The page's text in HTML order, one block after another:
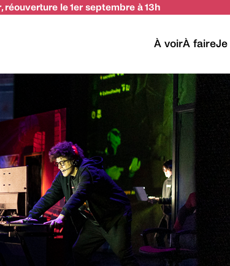
réouverture le 1er septembre à 13h
À voirÀ faireJe